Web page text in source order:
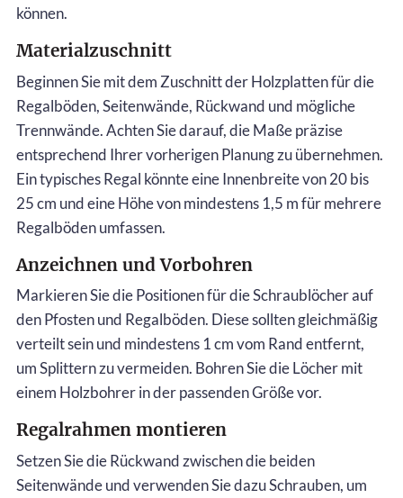
können.
Materialzuschnitt
Beginnen Sie mit dem Zuschnitt der Holzplatten für die
Regalböden, Seitenwände, Rückwand und mögliche
Trennwände. Achten Sie darauf, die Maße präzise
entsprechend Ihrer vorherigen Planung zu übernehmen.
Ein typisches Regal könnte eine Innenbreite von 20 bis
25 cm und eine Höhe von mindestens 1,5 m für mehrere
Regalböden umfassen.
Anzeichnen und Vorbohren
Markieren Sie die Positionen für die Schraublöcher auf
den Pfosten und Regalböden. Diese sollten gleichmäßig
verteilt sein und mindestens 1 cm vom Rand entfernt,
um Splittern zu vermeiden. Bohren Sie die Löcher mit
einem Holzbohrer in der passenden Größe vor.
Regalrahmen montieren
Setzen Sie die Rückwand zwischen die beiden
Seitenwände und verwenden Sie dazu Schrauben, um